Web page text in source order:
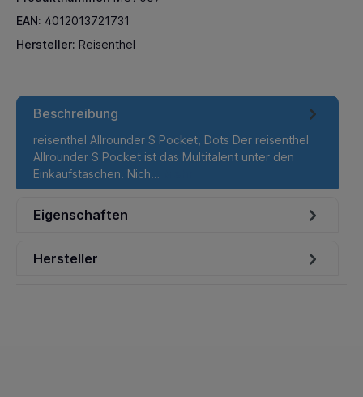
EAN: 4012013721731
Hersteller: Reisenthel
Beschreibung
reisenthel Allrounder S Pocket, Dots Der reisenthel
Allrounder S Pocket ist das Multitalent unter den
Einkaufstaschen. Nich…
Eigenschaften
Hersteller